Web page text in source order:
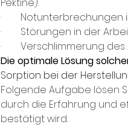
·
·        Störungen in der
·
Die optimale Lösung
Sorption bei der
Folgende Aufgabe lösen
durch die Erfahrung und
bestätigt wird.